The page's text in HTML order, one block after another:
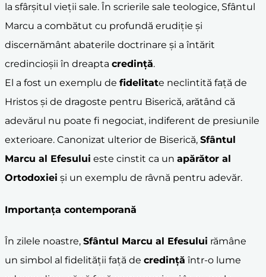
la sfârșitul vieții sale. În scrierile sale teologice, Sfântul
Marcu a combătut cu profundă erudiție și
discernământ abaterile doctrinare și a întărit
credincioșii în dreapta credință.
El a fost un exemplu de fidelitate neclintită față de
Hristos și de dragoste pentru Biserică, arătând că
adevărul nu poate fi negociat, indiferent de presiunile
exterioare. Canonizat ulterior de Biserică, Sfântul
Marcu al Efesului este cinstit ca un apărător al
Ortodoxiei și un exemplu de râvnă pentru adevăr.
Importanța contemporană
În zilele noastre, Sfântul Marcu al Efesului rămâne
un simbol al fidelității față de credință într-o lume